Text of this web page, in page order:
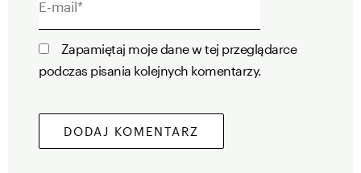
mail*
Zapamiętaj moje dane w tej przeglądarce
podczas pisania kolejnych komentarzy.